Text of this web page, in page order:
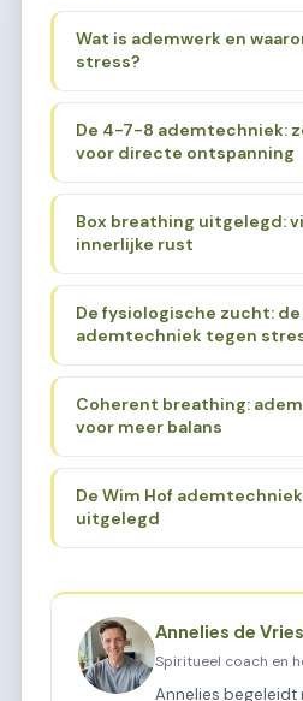
Wat is ademwerk en
stress?
De 4-7-8 ademtechniek:
voor directe ontspanning
Box breathing uitgelegd:
innerlijke rust
De fysiologische zucht:
ademtechniek tegen
Coherent breathing:
voor meer balans
De Wim Hof
uitgelegd
Annelies de Vries
Spiritueel coach en
Annelies begeleidt